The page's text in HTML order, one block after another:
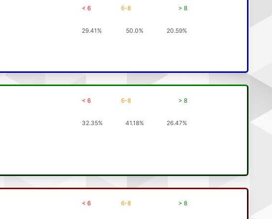
< 6 6-8 > 8
29.41% 50.0% 20.59%
< 6 6-8 > 8
32.35% 41.18% 26.47%
< 6 6-8 > 8